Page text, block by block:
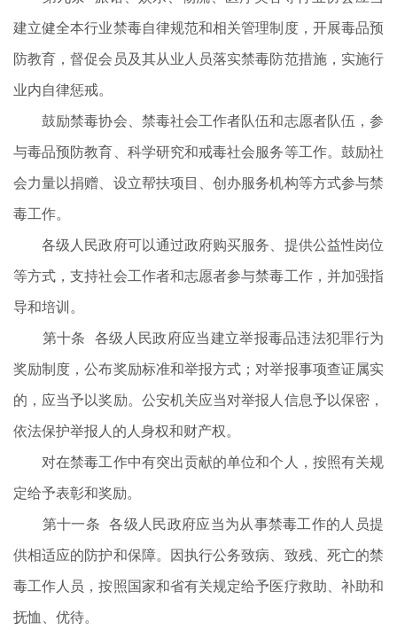
建立健全本行业禁毒自律规范和相关管理制度，开展毒品预
防教育，督促会员及其从业人员落实禁毒防范措施，实施行
业内自律惩戒。
鼓励禁毒协会、禁毒社会工作者队伍和志愿者队伍，参
与毒品预防教育、科学研究和戒毒社会服务等工作。鼓励社
会力量以捐赠、设立帮扶项目、创办服务机构等方式参与禁
毒工作。
各级人民政府可以通过政府购买服务、提供公益性岗位
等方式，支持社会工作者和志愿者参与禁毒工作，并加强指
导和培训。
第十条 各级人民政府应当建立举报毒品违法犯罪行为
奖励制度，公布奖励标准和举报方式；对举报事项查证属实
的，应当予以奖励。公安机关应当对举报人信息予以保密，
依法保护举报人的人身权和财产权。
对在禁毒工作中有突出贡献的单位和个人，按照有关规
定给予表彰和奖励。
第十一条 各级人民政府应当为从事禁毒工作的人员提
供相适应的防护和保障。因执行公务致病、致残、死亡的禁
毒工作人员，按照国家和省有关规定给予医疗救助、补助和
抚恤、优待。